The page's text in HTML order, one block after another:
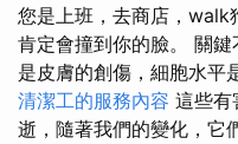
您是上班，去商店，walk
肯定會撞到你的臉。 關
是皮膚的創傷，細胞水平
清潔工的服務內容 這些有
逝，隨著我們的變化，它